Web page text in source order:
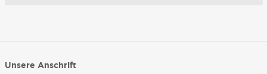
Unsere Anschrift